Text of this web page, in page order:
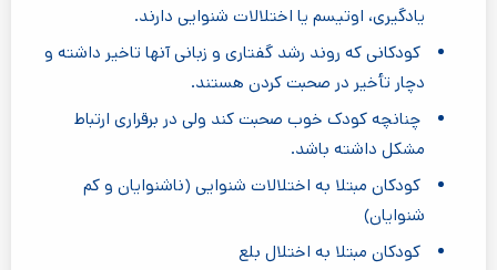
یادگیری، اوتیسم یا اختلالات شنوایی دارند.
کودکانی که روند رشد گفتاری و زبانی آنها تاخیر داشته و
دچار تأخیر در صحبت کردن هستند.
چنانچه کودک خوب صحبت کند ولی در برقراری ارتباط
مشکل داشته باشد.
کودکان مبتلا به اختلالات شنوایی (ناشنوایان و کم
شنوایان)
کودکان مبتلا به اختلال بلع